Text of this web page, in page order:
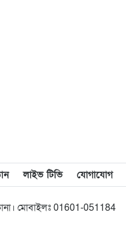
উপজেলা” নয়াবাড়ি
অনুমোদন করায় আনন্দ
লাইভ টিভি যোগাযোগ
মোবাইলঃ 01601-051184